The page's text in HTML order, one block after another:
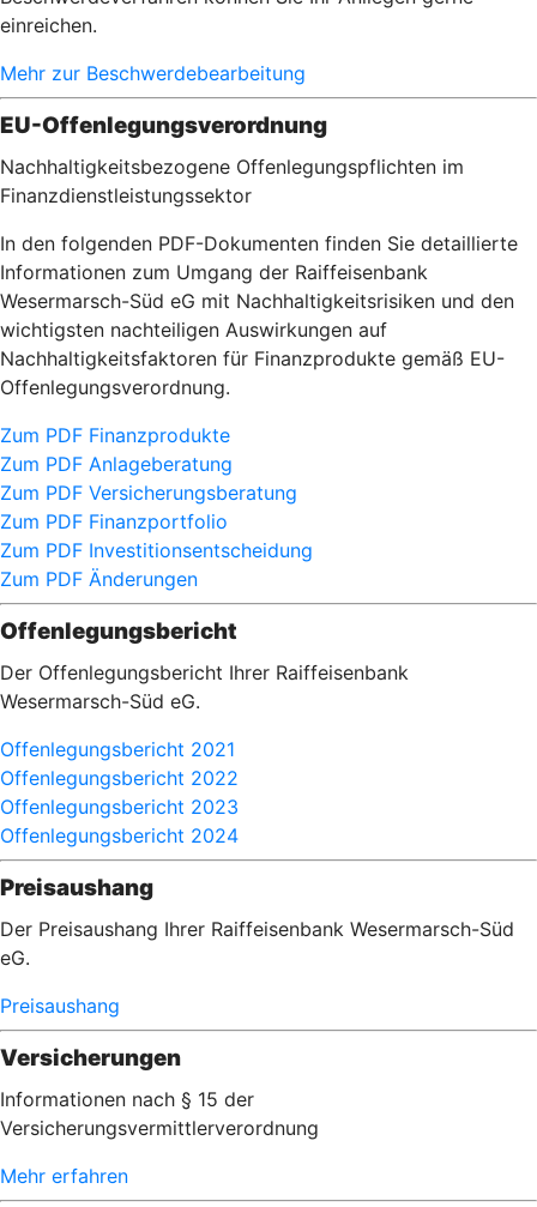
einreichen.
Mehr zur Beschwerdebearbeitung
EU-Offenlegungsverordnung
Nachhaltigkeitsbezogene Offenlegungspflichten im
Finanzdienstleistungssektor
In den folgenden PDF-Dokumenten finden Sie detaillierte
Informationen zum Umgang der Raiffeisenbank
Wesermarsch-Süd eG mit Nachhaltigkeitsrisiken und den
wichtigsten nachteiligen Auswirkungen auf
Nachhaltigkeitsfaktoren für Finanzprodukte gemäß EU-
Offenlegungsverordnung.
Zum PDF Finanzprodukte
Zum PDF Anlageberatung
Zum PDF Versicherungsberatung
Zum PDF Finanzportfolio
Zum PDF Investitionsentscheidung
Zum PDF Änderungen
Offenlegungsbericht
Der Offenlegungsbericht Ihrer Raiffeisenbank
Wesermarsch-Süd eG.
Offenlegungsbericht 2021
Offenlegungsbericht 2022
Offenlegungsbericht 2023
Offenlegungsbericht 2024
Preisaushang
Der Preisaushang Ihrer Raiffeisenbank Wesermarsch-Süd
eG.
Preisaushang
Versicherungen
Informationen nach § 15 der
Versicherungsvermittlerverordnung
Mehr erfahren